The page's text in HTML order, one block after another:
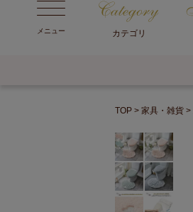
メニュー カテゴリ
TOP 家具・雑貨